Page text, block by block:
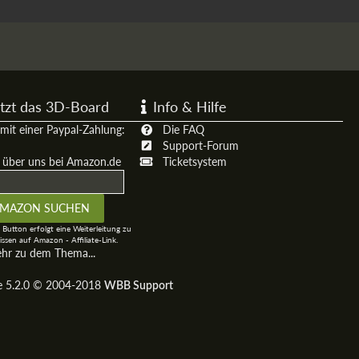
das 3D-Board
einer Paypal-Zahlung:
uns bei Amazon.de
erfolgt eine Weiterleitung zu
auf Amazon - Affiliate-Link.
zu dem Thema...
Info & Hilfe
Die FAQ
Support-Forum
Ticketsystem
5.2.0 © 2004-2018 WBB Support